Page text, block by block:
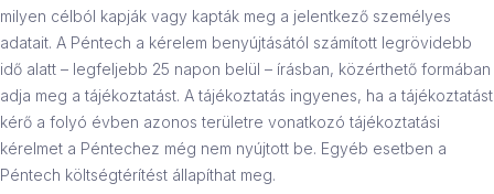
milyen célból kapják vagy kapták meg a jelentkező személyes
adatait. A Péntech a kérelem benyújtásától számított legrövidebb
idő alatt – legfeljebb 25 napon belül – írásban, közérthető formában
adja meg a tájékoztatást. A tájékoztatás ingyenes, ha a tájékoztatást
kérő a folyó évben azonos területre vonatkozó tájékoztatási
kérelmet a Péntechez még nem nyújtott be. Egyéb esetben a
Péntech költségtérítést állapíthat meg.